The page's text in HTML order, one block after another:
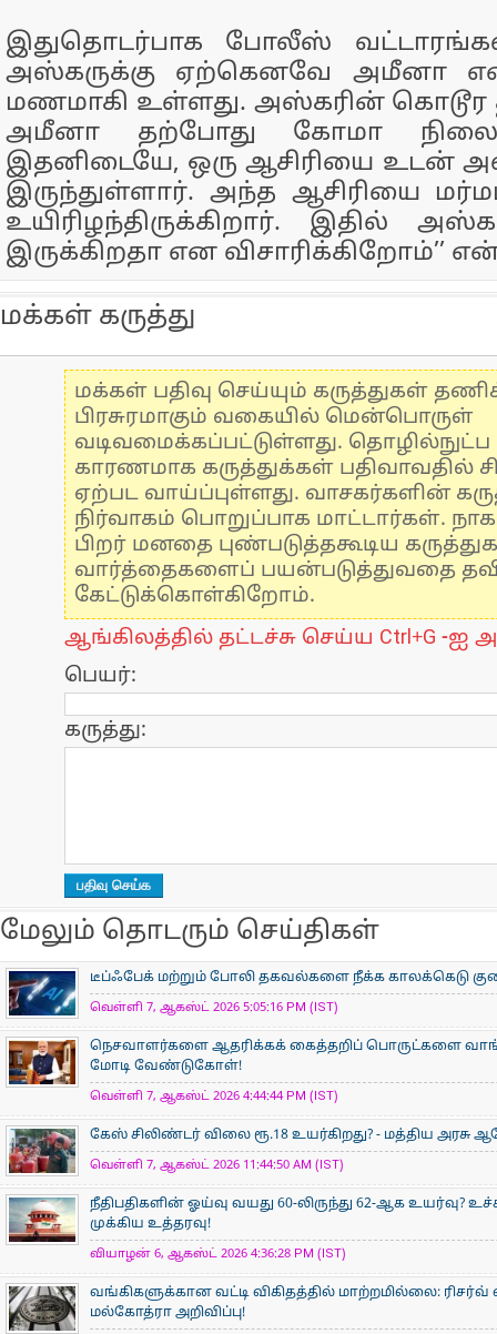
இதுதொடர்​பாக போலீஸ்
அஸ்​கருக்கு ஏற்​கெனவே அமீனா
மண​மாகி உள்​ளது. அஸ்கரின் கொடூர
அமீனா தற்​போது கோமா
இதனிடையே, ஒரு ஆசிரியை உடன்
இருந்​துள்​ளார். அந்த ஆசிரியை
உயி​ரிழந்​திருக்​கிறார். இதில்
இருக்கிறதா என விசாரிக்கிறோம்’’
மக்கள் கருத்து
மக்கள் பதிவு செய்யும் கருத்துகள்
பிரசுரமாகும் வகையில் மென்பொருள்
வடிவமைக்கப்பட்டுள்ளது.
காரணமாக கருத்துக்கள் பதிவாவதில்
ஏற்பட வாய்ப்புள்ளது. வாசகர்களின்
நிர்வாகம் பொறுப்பாக மாட்டார்கள்.
பிறர் மனதை புண்படுத்தகூடிய
வார்த்தைகளைப் பயன்படுத்துவதை
கேட்டுக்கொள்கிறோம்.
ஆங்கிலத்தில் தட்டச்சு செய்ய Ctrl+G -ஐ
பெயர்:
கருத்து:
மேலும் தொடரும் செய்திகள்
டீப்ஃபேக் மற்றும் போலி தகவல்களை நீக்க காலக்கெடு
வெள்ளி 7, ஆகஸ்ட் 2026 5:05:16 PM (IST)
நெசவாளர்களை ஆதரிக்கக் கைத்தறிப் பொருட்களை
மோடி வேண்டுகோள்!
வெள்ளி 7, ஆகஸ்ட் 2026 4:44:44 PM (IST)
கேஸ் சிலிண்டர் விலை ரூ.18 உயர்கிறது? - மத்திய அரசு
வெள்ளி 7, ஆகஸ்ட் 2026 11:44:50 AM (IST)
நீதிபதிகளின் ஓய்வு வயது 60-லிருந்து 62-ஆக உயர்வு?
முக்கிய உத்தரவு!
வியாழன் 6, ஆகஸ்ட் 2026 4:36:28 PM (IST)
வங்கிகளுக்கான வட்டி விகிதத்தில் மாற்றமில்லை:
மல்கோத்ரா அறிவிப்பு!